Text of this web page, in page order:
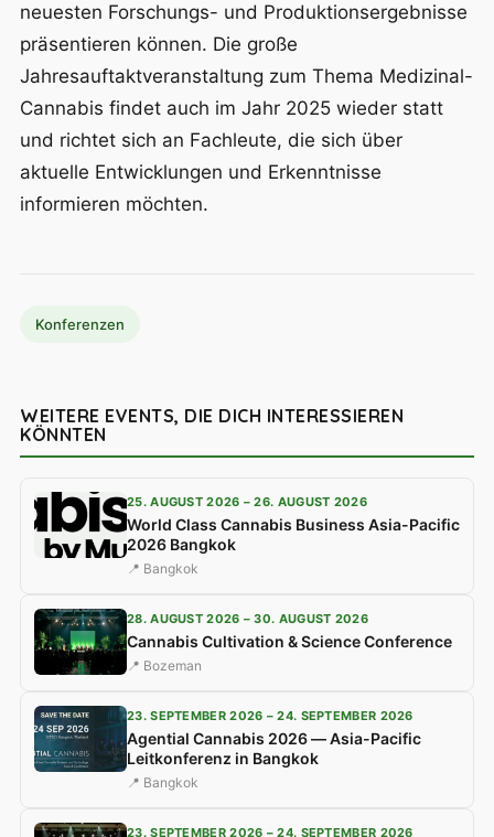
neuesten Forschungs- und Produktionsergebnisse
präsentieren können. Die große
Jahresauftaktveranstaltung zum Thema Medizinal-
Cannabis findet auch im Jahr 2025 wieder statt
und richtet sich an Fachleute, die sich über
aktuelle Entwicklungen und Erkenntnisse
informieren möchten.
Konferenzen
WEITERE EVENTS, DIE DICH INTERESSIEREN
KÖNNTEN
25. AUGUST 2026 – 26. AUGUST 2026
World Class Cannabis Business Asia-Pacific
2026 Bangkok
📍 Bangkok
28. AUGUST 2026 – 30. AUGUST 2026
Cannabis Cultivation & Science Conference
📍 Bozeman
23. SEPTEMBER 2026 – 24. SEPTEMBER 2026
Agential Cannabis 2026 — Asia-Pacific
Leitkonferenz in Bangkok
📍 Bangkok
23. SEPTEMBER 2026 – 24. SEPTEMBER 2026